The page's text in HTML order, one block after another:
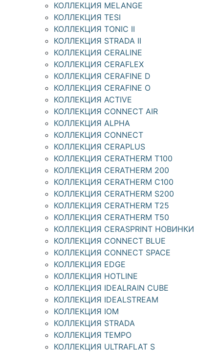
КОЛЛЕКЦИЯ MELANGE
КОЛЛЕКЦИЯ TESI
КОЛЛЕКЦИЯ TONIC II
КОЛЛЕКЦИЯ STRADA II
КОЛЛЕКЦИЯ CERALINE
КОЛЛЕКЦИЯ CERAFLEX
КОЛЛЕКЦИЯ CERAFINE D
КОЛЛЕКЦИЯ CERAFINE O
КОЛЛЕКЦИЯ ACTIVE
КОЛЛЕКЦИЯ CONNECT AIR
КОЛЛЕКЦИЯ ALPHA
КОЛЛЕКЦИЯ CONNECT
КОЛЛЕКЦИЯ CERAPLUS
КОЛЛЕКЦИЯ CERATHERM T100
КОЛЛЕКЦИЯ CERATHERM 200
КОЛЛЕКЦИЯ CERATHERM C100
КОЛЛЕКЦИЯ CERATHERM S200
КОЛЛЕКЦИЯ CERATHERM T25
КОЛЛЕКЦИЯ CERATHERM T50
КОЛЛЕКЦИЯ CERASPRINT НОВИНКИ
КОЛЛЕКЦИЯ CONNECT BLUE
КОЛЛЕКЦИЯ CONNECT SPACE
КОЛЛЕКЦИЯ EDGE
КОЛЛЕКЦИЯ HOTLINE
КОЛЛЕКЦИЯ IDEALRAIN CUBE
КОЛЛЕКЦИЯ IDEALSTREAM
КОЛЛЕКЦИЯ IOM
КОЛЛЕКЦИЯ STRADA
КОЛЛЕКЦИЯ TEMPO
КОЛЛЕКЦИЯ ULTRAFLAT S